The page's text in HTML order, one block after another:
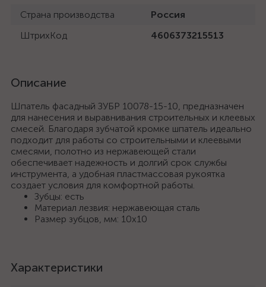
Страна производства
Россия
ШтрихКод
4606373215513
Описание
Шпатель фасадный ЗУБР 10078-15-10, предназначен
для нанесения и выравнивания строительных и клеевых
смесей. Благодаря зубчатой кромке шпатель идеально
подходит для работы со строительными и клеевыми
смесями, полотно из нержавеющей стали
обеспечивает надежность и долгий срок службы
инструмента, а удобная пластмассовая рукоятка
создает условия для комфортной работы.
Зубцы: есть
Материал лезвия: нержавеющая сталь
Размер зубцов, мм: 10х10
Характеристики